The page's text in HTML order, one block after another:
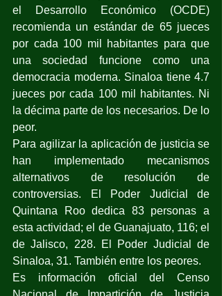
el Desarrollo Económico (OCDE)
recomienda un estándar de 65 jueces
por cada 100 mil habitantes para que
una sociedad funcione como una
democracia moderna. Sinaloa tiene 4.7
jueces por cada 100 mil habitantes. Ni
la décima parte de los necesarios. De lo
peor.
Para agilizar la aplicación de justicia se
han implementado mecanismos
alternativos de resolución de
controversias. El Poder Judicial de
Quintana Roo dedica 83 personas a
esta actividad; el de Guanajuato, 116; el
de Jalisco, 228. El Poder Judicial de
Sinaloa, 31. También entre los peores.
Es información oficial del Censo